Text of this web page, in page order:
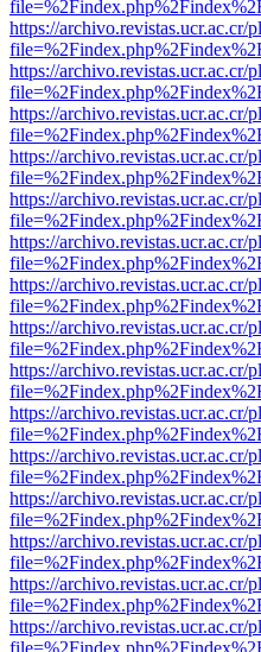
https://
https://
https://
https://
https://
https://
https://
https://
https://
https://
https://
https://
https://
https://
https://